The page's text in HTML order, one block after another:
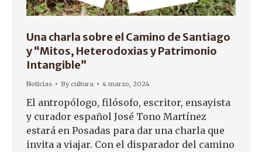
Una charla sobre el Camino de Santiago
y “Mitos, Heterodoxias y Patrimonio
Intangible”
Noticias Bycultura 4 marzo, 2024
El antropólogo, filósofo, escritor, ensayista
y curador español José Tono Martínez
estará en Posadas para dar una charla que
invita a viajar. Con el disparador del camino